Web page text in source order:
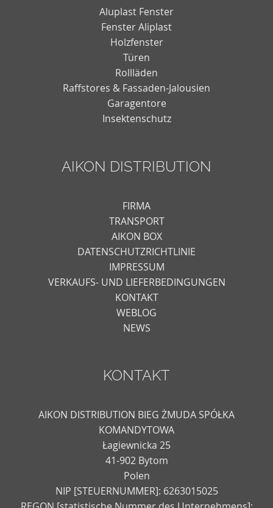
Aluplast Fenster
Fenster Aliplast
Holzfenster
Türen
Rollläden
Raffstores & Fassaden-Jalousien
Garagentore
Insektenschutz
AIKON DISTRIBUTION
FIRMA
TRANSPORT
AIKON BOX
DATENSCHUTZRICHTLINIE
IMPRESSUM
VERKAUFS- UND LIEFERBEDINGUNGEN
KONTAKT
WEBLOG
NEWS
KONTAKT
AIKON DISTRIBUTION BIEG ŻMUDA SPÓŁKA
KOMANDYTOWA
Łagiewnicka 25
41-902 Bytom
Polen
NIP [STEUERNUMMER]: 6263015025